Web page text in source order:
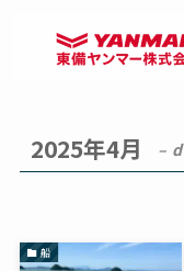
2025年4月 –
船